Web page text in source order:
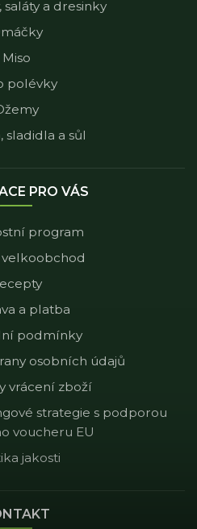
saláty a dresinky
Miso
polévky
sladidla a sůl
PRO VÁS
program
velkoobchod
a platba
podmínky
osobních údajů
vrácení zboží
strategie s podporou
voucheru EU
jakosti